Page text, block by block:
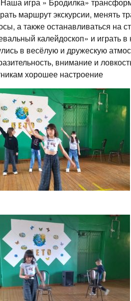
маршрут экскурсии, менять
а также останавливаться на
калейдоскоп» и играть
в весёлую и дружескую
внимание и
хорошее настроение